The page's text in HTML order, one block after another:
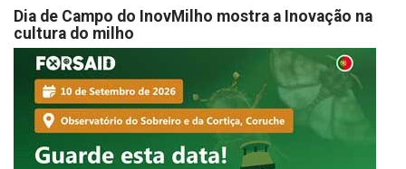
Dia de Campo do InovMilho mostra a Inovação na
cultura do milho